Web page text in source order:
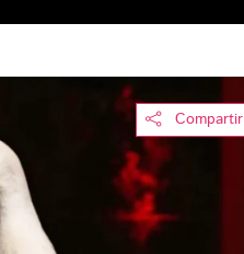
Compartir